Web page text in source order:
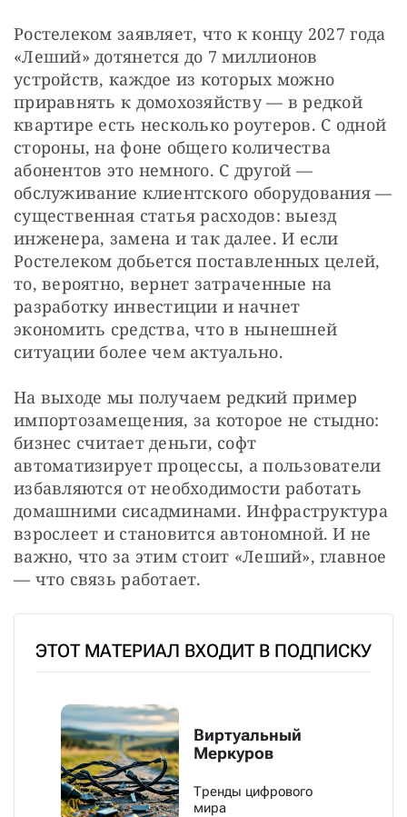
Ростелеком заявляет, что к концу 2027 года
«Леший» дотянется до 7 миллионов
устройств, каждое из которых можно
приравнять к домохозяйству — в редкой
квартире есть несколько роутеров. С одной
стороны, на фоне общего количества
абонентов это немного. С другой —
обслуживание клиентского оборудования —
существенная статья расходов: выезд
инженера, замена и так далее. И если
Ростелеком добьется поставленных целей,
то, вероятно, вернет затраченные на
разработку инвестиции и начнет
экономить средства, что в нынешней
ситуации более чем актуально.
На выходе мы получаем редкий пример
импортозамещения, за которое не стыдно:
бизнес считает деньги, софт
автоматизирует процессы, а пользователи
избавляются от необходимости работать
домашними сисадминами. Инфраструктура
взрослеет и становится автономной. И не
важно, что за этим стоит «Леший», главное
— что связь работает.
ЭТОТ МАТЕРИАЛ ВХОДИТ В ПОДПИСКУ
Виртуальный
Меркуров
Тренды цифрового
мира